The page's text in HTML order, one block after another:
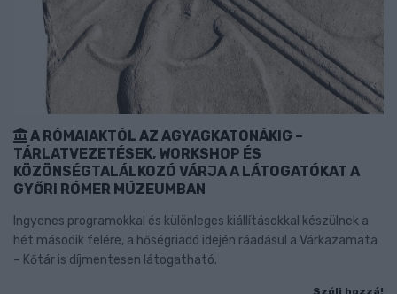
A RÓMAIAKTÓL AZ AGYAGKATONÁKIG –
TÁRLATVEZETÉSEK, WORKSHOP ÉS
KÖZÖNSÉGTALÁLKOZÓ VÁRJA A LÁTOGATÓKAT A
GYŐRI RÓMER MÚZEUMBAN
Ingyenes programokkal és különleges kiállításokkal készülnek a
hét második felére, a hőségriadó idején ráadásul a Várkazamata
– Kőtár is díjmentesen látogatható.
Szólj hozzá!